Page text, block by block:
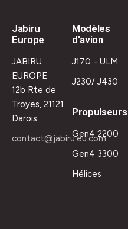
Jabiru
Europe
JABIRU
EUROPE
12b Rte de
Troyes, 21121
Darois
contact@jabiru.eu.com
Modèles
d'avion
J170 - ULM
J230/ J430
Propulseurs
Gen4 2200
Gen4 3300
Hélices